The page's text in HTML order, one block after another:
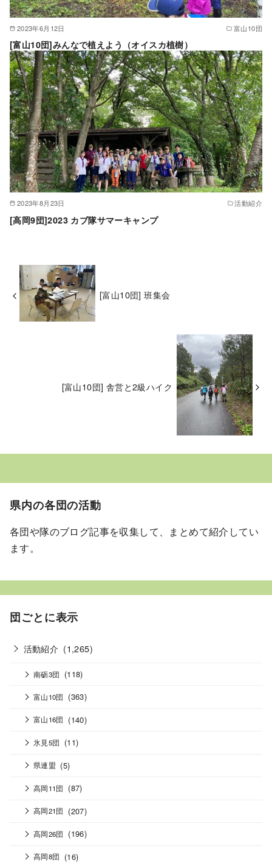
2023年6月12日 富山10団
[富山10団]みんなで植えよう（オイスカ植樹）
2023年8月23日 活動紹介
[高岡9団]2023 カブ隊サマーキャンプ
[富山10団] 班集会
[富山10団] 舎営と2級ハイク
県内の各団の活動
各団や隊のブログ記事を収集して、まとめて紹介してい
ます。
団ごとに表示
活動紹介 (1,265)
南砺3団 (118)
富山10団 (363)
富山16団 (140)
氷見5団 (11)
県連盟 (5)
高岡11団 (87)
高岡21団 (207)
高岡26団 (196)
高岡8団 (16)